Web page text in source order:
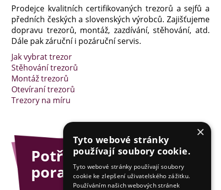
Prodejce kvalitních certifikovaných trezorů a sejfů a
předních českých a slovenských výrobců. Zajišťujeme
dopravu trezorů, montáž, zazdívání, stěhování, atd.
Dále pak záruční i pozáruční servis.
Jak vybrat trezor
Stěhování trezorů
Montáž trezorů
Otevíraní trezorů
Trezory na míru
Potřebujete
poradit?
×
Tyto webové stránky
používají soubory cookie.
Tyto webové stránky používají soubory
cookie ke zlepšení uživatelského zážitku.
Používáním našich webových stránek